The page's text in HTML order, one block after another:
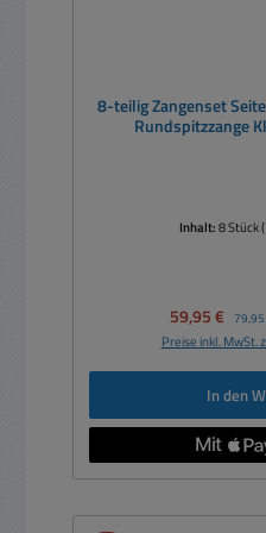
8-teilig Zangenset
Rundspitzzange
Inhalt:8 Stück
59,95 €
Preise inkl. MwSt.
In den